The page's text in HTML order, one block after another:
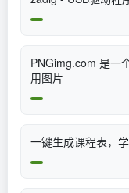
PNGimg.com 是一
用图片
一键生成课程表，